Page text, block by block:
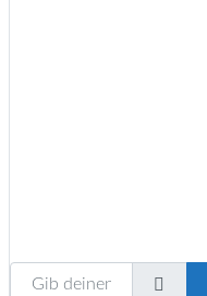
Gib deinen Standort ein.